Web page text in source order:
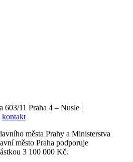
11 Praha 4 – Nusle |
kontakt
města Prahy a Ministerstva
město Praha podporuje
3 100 000 Kč.